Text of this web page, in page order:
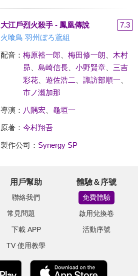
大江戶烈火殺手 - 鳳凰傳說
7.3
火喰鳥 羽州ぼろ鳶組
配音： 梅原裕一郎 梅田修一朗
木村
昴
島崎信長、 小野賢章、 三吉
彩花、 遊佐浩二 諏訪部順一
市ノ瀬加那
導演： 八隅宏 龜垣一
原著： 今村翔吾
製作公司： Synergy SP
用戶幫助
聯絡我們
常見問題
下載 APP
TV 使用教學
體驗＆序號
免費體驗
啟用兌換卷
活動序號